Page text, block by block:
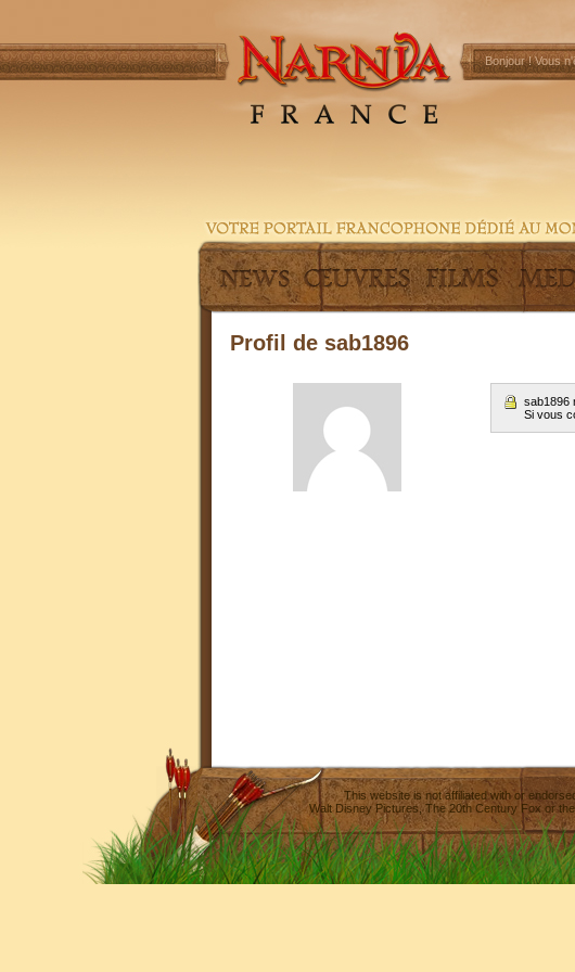
Bonjour !Vous
Profil de sab1896
sab1896
Si vous
This website is not affiliated with or
Walt Disney Pictures,The 20th Century Fox or